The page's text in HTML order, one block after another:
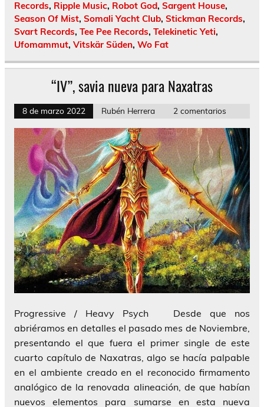
Records, Ripple Music, Robot God, Sargent House,
Season Of Mist, Somali Yacht Club, Stickman Records,
Svart Records, Tee Pee Records, Telekinetic Yeti,
Ufomammut, Vitskär Süden, Wo Fat
“IV”, savia nueva para Naxatras
8 de marzo 2022 Rubén Herrera 2 comentarios
Progressive / Heavy Psych Desde que nos
abriéramos en detalles el pasado mes de Noviembre,
presentando el que fuera el primer single de este
cuarto capítulo de Naxatras, algo se hacía palpable
en el ambiente creado en el reconocido firmamento
analógico de la renovada alineación, de que habían
nuevos elementos para sumarse en esta nueva